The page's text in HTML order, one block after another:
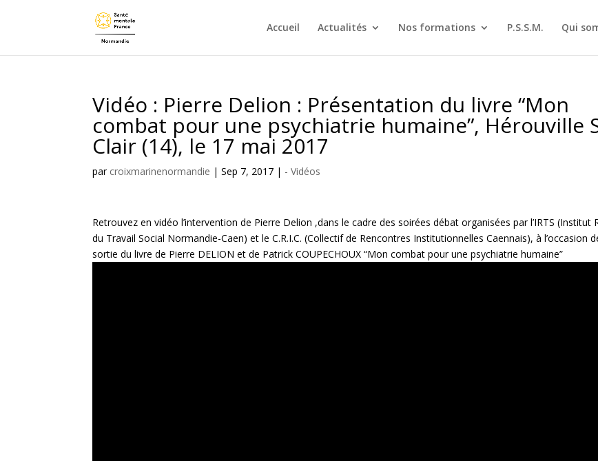
Accueil Actualités Nos formations P.S.S.M. Qui
Vidéo : Pierre Delion : Présentation du livre “Mon
combat pour une psychiatrie humaine”, Hérouville
Clair (14), le 17 mai 2017
par croixmarinenormandie |Sep 7, 2017 | - Vidéos
Retrouvez en vidéo l’intervention de Pierre Delion ,dans le cadre des soirées débat organisées par l’IRTS (Institut
du Travail Social Normandie-Caen) et le C.R.I.C. (Collectif de Rencontres Institutionnelles Caennais), à l’occasion
sortie du livre de Pierre DELION et de Patrick COUPECHOUX “Mon combat pour une psychiatrie humaine”